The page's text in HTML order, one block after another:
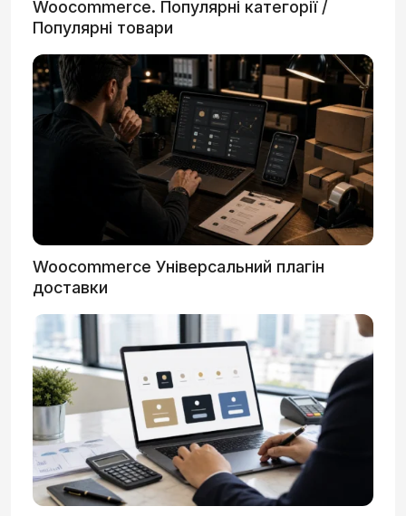
Woocommerce. Популярні категорії /
Популярні товари
Woocommerce Універсальний плагін
доставки